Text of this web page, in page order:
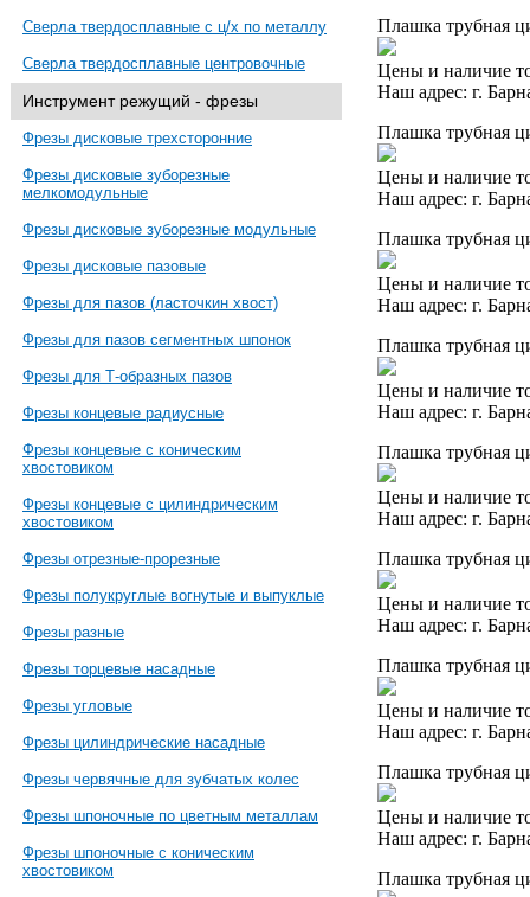
Сверла твердосплавные с ц/х по металлу
Сверла твердосплавные центровочные
Инструмент режущий - фрезы
Фрезы дисковые трехсторонние
Фрезы дисковые зуборезные
мелкомодульные
Фрезы дисковые зуборезные модульные
Фрезы дисковые пазовые
Фрезы для пазов (ласточкин хвост)
Фрезы для пазов сегментных шпонок
Фрезы для Т-образных пазов
Фрезы концевые радиусные
Фрезы концевые с коническим
хвостовиком
Фрезы концевые с цилиндрическим
хвостовиком
Фрезы отрезные-прорезные
Фрезы полукруглые вогнутые и выпуклые
Фрезы разные
Фрезы торцевые насадные
Фрезы угловые
Фрезы цилиндрические насадные
Фрезы червячные для зубчатых колес
Фрезы шпоночные по цветным металлам
Фрезы шпоночные с коническим
хвостовиком
Плашка трубная
Цены и наличие
Наш адрес: г.
Плашка трубная
Цены и наличие
Наш адрес: г.
Плашка трубная
Цены и наличие
Наш адрес: г.
Плашка трубная
Цены и наличие
Наш адрес: г.
Плашка трубная
Цены и наличие
Наш адрес: г.
Плашка трубная
Цены и наличие
Наш адрес: г.
Плашка трубная
Цены и наличие
Наш адрес: г.
Плашка трубная
Цены и наличие
Наш адрес: г.
Плашка трубная